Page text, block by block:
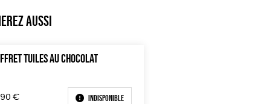
aussi
TUILES AU CHOCOLAT
€ Indisponible